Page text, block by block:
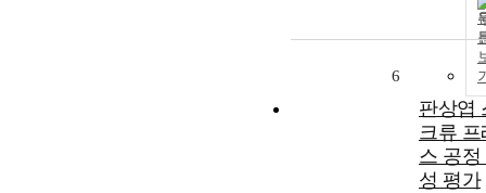
6
판상엽
크류 프
스 공정
성 평가